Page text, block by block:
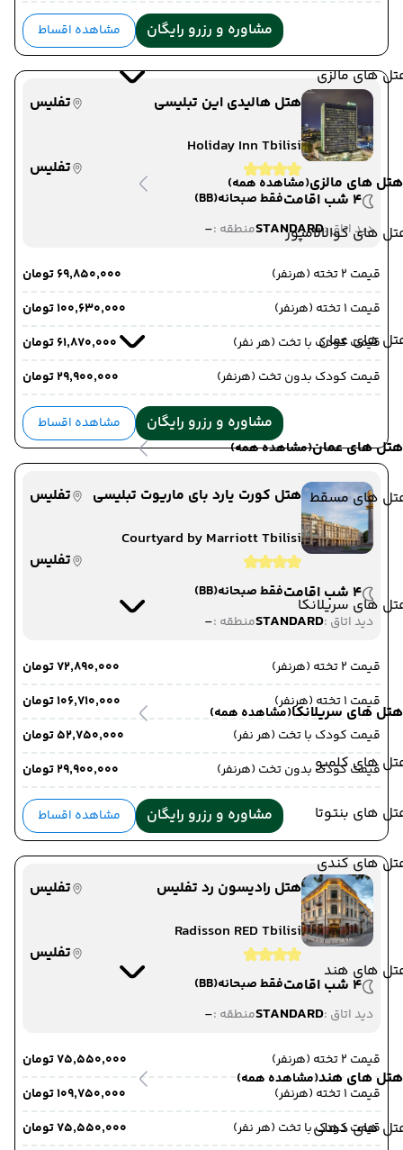
های مالزی
هتل های مالزی(مشاهده همه)
های کوالالامپور
های عمان
هتل های عمان(مشاهده همه)
های مسقط
های سریلانکا
هتل های سریلانکا(مشاهده همه)
های کلمبو
های بنتوتا
های کندی
های هند
هتل های هند(مشاهده همه)
های دهلی
مشاوره و رزرو رایگان مشاهده اقساط
هتل هالیدی این تبلیسی
تفلیس
Holiday Inn Tbilisi
تفلیس
4 شب اقامت
فقط صبحانه(BB)
دید اتاق :STANDARDمنطقه :-
قیمت 2 تخته (هرنفر)
۶۹٬۸۵۰٬۰۰۰ تومان
قیمت 1 تخته (هرنفر)
۱۰۰٬۶۳۰٬۰۰۰ تومان
قیمت کودک با تخت (هر نفر)
۶۱٬۸۷۰٬۰۰۰ تومان
قیمت کودک بدون تخت (هرنفر)
۲۹٬۹۰۰٬۰۰۰ تومان
مشاوره و رزرو رایگان مشاهده اقساط
هتل کورت یارد بای ماریوت تبلیسی
تفلیس
Courtyard by Marriott Tbilisi
تفلیس
4 شب اقامت
فقط صبحانه(BB)
دید اتاق :STANDARDمنطقه :-
قیمت 2 تخته (هرنفر)
۷۲٬۸۹۰٬۰۰۰ تومان
قیمت 1 تخته (هرنفر)
۱۰۶٬۷۱۰٬۰۰۰ تومان
قیمت کودک با تخت (هر نفر)
۵۲٬۷۵۰٬۰۰۰ تومان
قیمت کودک بدون تخت (هرنفر)
۲۹٬۹۰۰٬۰۰۰ تومان
مشاوره و رزرو رایگان مشاهده اقساط
هتل رادیسون رد تفلیس
تفلیس
Radisson RED Tbilisi
تفلیس
4 شب اقامت
فقط صبحانه(BB)
دید اتاق :STANDARDمنطقه :-
قیمت 2 تخته (هرنفر)
۷۵٬۵۵۰٬۰۰۰ تومان
قیمت 1 تخته (هرنفر)
۱۰۹٬۷۵۰٬۰۰۰ تومان
قیمت کودک با تخت (هر نفر)
۷۵٬۵۵۰٬۰۰۰ تومان